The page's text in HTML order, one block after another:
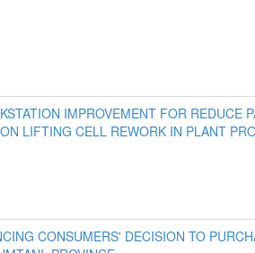
IMPROVEMENT FOR REDUCE
LIFTING CELL REWORK IN PLANT
CONSUMERS' DECISION TO